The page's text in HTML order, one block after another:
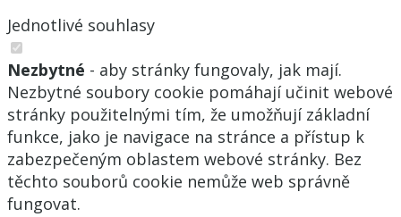
Jednotlivé souhlasy
Nezbytné - aby stránky fungovaly, jak mají.
Nezbytné soubory cookie pomáhají učinit webové
stránky použitelnými tím, že umožňují základní
funkce, jako je navigace na stránce a přístup k
zabezpečeným oblastem webové stránky. Bez
těchto souborů cookie nemůže web správně
fungovat.